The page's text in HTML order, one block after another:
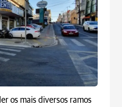
os mais diversos ramos